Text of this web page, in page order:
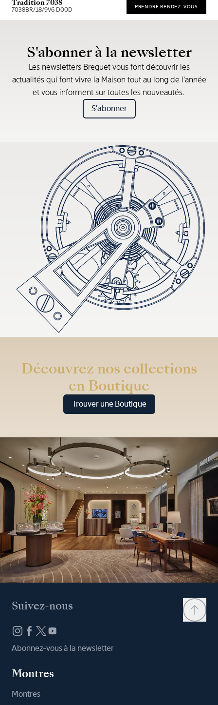
Tradition 7038
7038BR/18/9V6 D00D PRENDRE RENDEZ-VOUS
S'abonner à la newsletter
Les newsletters Breguet vous font découvrir les
actualités qui font vivre la Maison tout au long de l’année
et vous informent sur toutes les nouveautés.
S'abonner
Découvrez nos collections
en Boutique
Trouver une Boutique
Suivez-nous
Abonnez-vous à la newsletter
Montres
Montres